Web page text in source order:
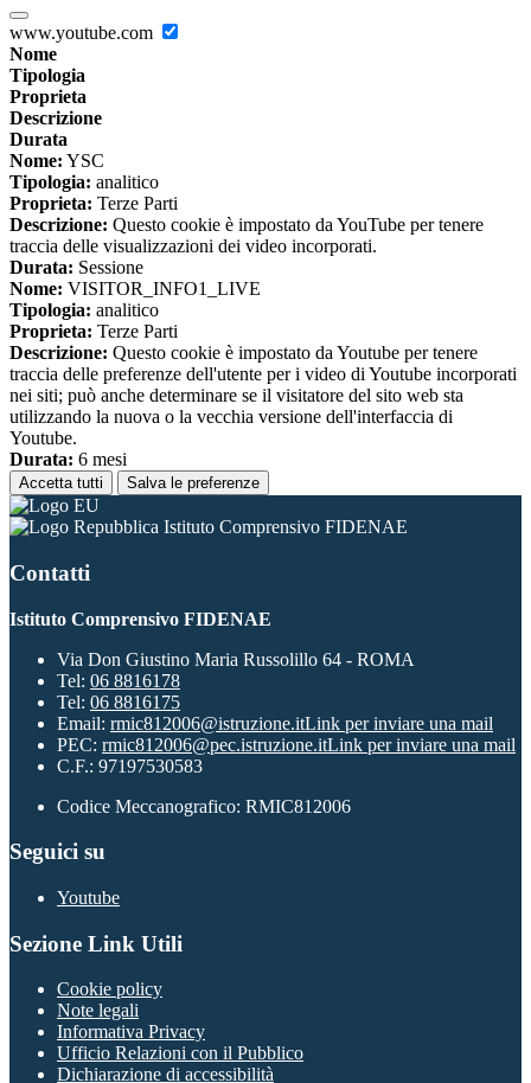
www.youtube.com
Nome
Tipologia
Proprieta
Descrizione
Durata
Nome: YSC
Tipologia: analitico
Proprieta: Terze Parti
Descrizione: Questo cookie è impostato da YouTube per tenere
traccia delle visualizzazioni dei video incorporati.
Durata: Sessione
Nome: VISITOR_INFO1_LIVE
Tipologia: analitico
Proprieta: Terze Parti
Descrizione: Questo cookie è impostato da Youtube per tenere
traccia delle preferenze dell'utente per i video di Youtube incorporati
nei siti; può anche determinare se il visitatore del sito web sta
utilizzando la nuova o la vecchia versione dell'interfaccia di
Youtube.
Durata: 6 mesi
Accetta tutti Salva le preferenze
Istituto Comprensivo FIDENAE
Contatti
Istituto Comprensivo FIDENAE
Via Don Giustino Maria Russolillo 64 - ROMA
Tel: 06 8816178
Tel: 06 8816175
Email: rmic812006@istruzione.itLink per inviare una mail
PEC: rmic812006@pec.istruzione.itLink per inviare una mail
C.F.: 97197530583
Codice Meccanografico: RMIC812006
Seguici su
Youtube
Sezione Link Utili
Cookie policy
Note legali
Informativa Privacy
Ufficio Relazioni con il Pubblico
Dichiarazione di accessibilità